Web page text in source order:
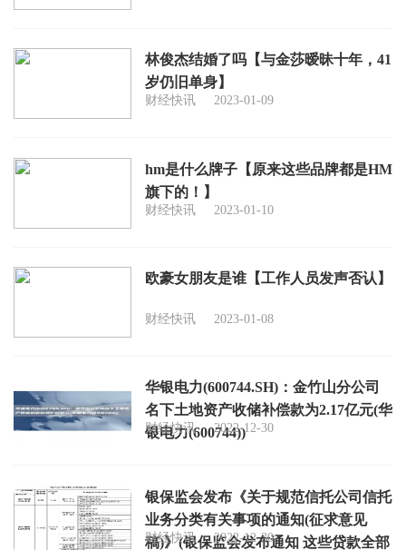
林俊杰结婚了吗【与金莎暧昧十年，41
岁仍旧单身】
财经快讯 2023-01-09
hm是什么牌子【原来这些品牌都是HM
旗下的！】
财经快讯 2023-01-10
欧豪女朋友是谁【工作人员发声否认】
财经快讯 2023-01-08
华银电力(600744.SH)：金竹山分公司
名下土地资产收储补偿款为2.17亿元(华
银电力(600744))
财经快讯 2022-12-30
银保监会发布《关于规范信托公司信托
业务分类有关事项的通知(征求意见
稿)》(银保监会发布通知 这些贷款全部
财经快讯 2022-12-30